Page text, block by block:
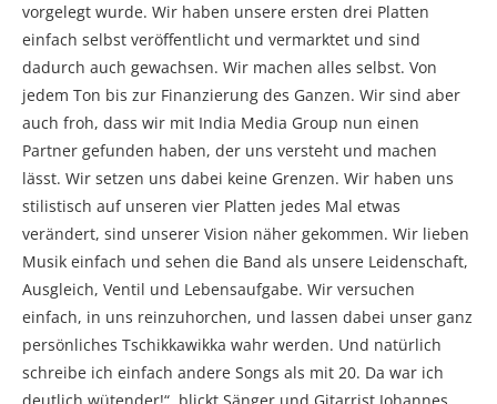
vorgelegt wurde. Wir haben unsere ersten drei Platten
einfach selbst veröffentlicht und vermarktet und sind
dadurch auch gewachsen. Wir machen alles selbst. Von
jedem Ton bis zur Finanzierung des Ganzen. Wir sind aber
auch froh, dass wir mit India Media Group nun einen
Partner gefunden haben, der uns versteht und machen
lässt. Wir setzen uns dabei keine Grenzen. Wir haben uns
stilistisch auf unseren vier Platten jedes Mal etwas
verändert, sind unserer Vision näher gekommen. Wir lieben
Musik einfach und sehen die Band als unsere Leidenschaft,
Ausgleich, Ventil und Lebensaufgabe. Wir versuchen
einfach, in uns reinzuhorchen, und lassen dabei unser ganz
persönliches Tschikkawikka wahr werden. Und natürlich
schreibe ich einfach andere Songs als mit 20. Da war ich